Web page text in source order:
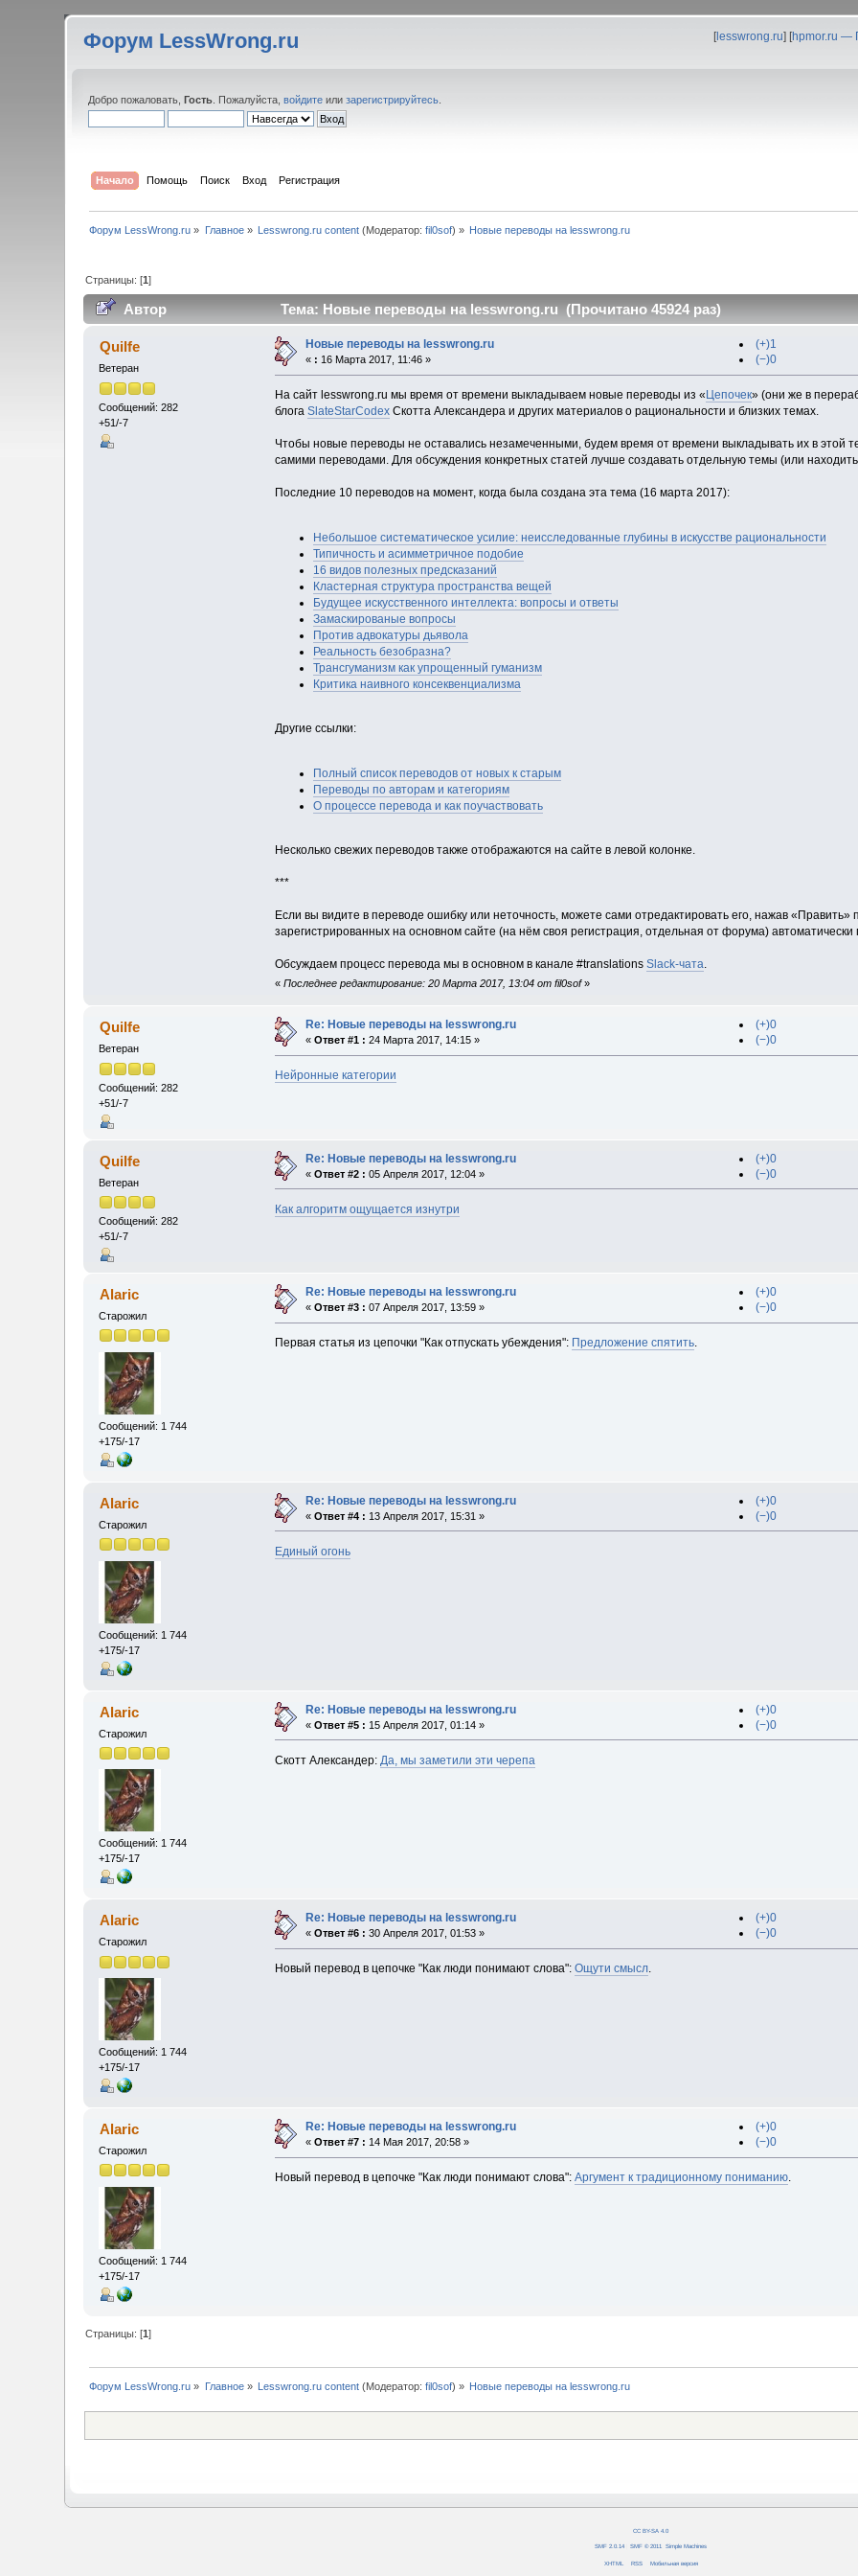
Форум LessWrong.ru [lesswrong.ru] [hpmor.ru —
Добро пожаловать,Гость . Пожалуйста,войдите илизарегистрируйтесь
Начало Помощь Поиск Вход Регистрация
Форум LessWrong.ru » Главное» Lesswrong.ru content (Модератор:fil0sof) » Новые переводы на lesswrong.ru
Страницы: [1]
Автор Тема: Новые переводы на lesswrong.ru (Прочитано 45924 раз)
Quilfe
Ветеран
Сообщений: 282
+51/-7
Новые переводы на lesswrong.ru
« : 16 Марта 2017, 11:46 »
(+)1
(−)0
На сайт lesswrong.ru мы время от времени выкладываем новые переводы из « Цепочек» (они же в
блога SlateStarCodexСкотта Александера и других материалов о рациональности и близких темах.
Чтобы новые переводы не оставались незамеченными, будем время от времени выкладывать их в этой
самими переводами. Для обсуждения конкретных статей лучше создавать отдельную темы (или
Последние 10 переводов на момент, когда была создана эта тема (16 марта 2017):
Небольшое систематическое усилие: неисследованные глубины в искусстве рациональности
Типичность и асимметричное подобие
16 видов полезных предсказаний
Кластерная структура пространства вещей
Будущее искусственного интеллекта: вопросы и ответы
Замаскированые вопросы
Против адвокатуры дьявола
Реальность безобразна?
Трансгуманизм как упрощенный гуманизм
Критика наивного консеквенциализма
Другие ссылки:
Полный список переводов от новых к старым
Переводы по авторам и категориям
О процессе перевода и как поучаствовать
Несколько свежих переводов также отображаются на сайте в левой колонке.
***
Если вы видите в переводе ошибку или неточность, можете сами отредактировать его, нажав «Править»
зарегистрированных на основном сайте (на нём своя регистрация, отдельная от форума)
Обсуждаем процесс перевода мы в основном в канале #translations Slack-чата.
« Последнее редактирование: 20 Марта 2017, 13:04 от fil0sof»
Quilfe
Ветеран
Сообщений: 282
+51/-7
Re: Новые переводы на lesswrong.ru
«Ответ #1 : 24 Марта 2017, 14:15 »
(+)0
(−)0
Нейронные категории
Quilfe
Ветеран
Сообщений: 282
+51/-7
Re: Новые переводы на lesswrong.ru
«Ответ #2 : 05 Апреля 2017, 12:04 »
(+)0
(−)0
Как алгоритм ощущается изнутри
Alaric
Старожил
Сообщений: 1 744
+175/-17
Re: Новые переводы на lesswrong.ru
«Ответ #3 : 07 Апреля 2017, 13:59 »
(+)0
(−)0
Первая статья из цепочки "Как отпускать убеждения": Предложение спятить.
Alaric
Старожил
Сообщений: 1 744
+175/-17
Re: Новые переводы на lesswrong.ru
«Ответ #4 : 13 Апреля 2017, 15:31 »
(+)0
(−)0
Единый огонь
Alaric
Старожил
Сообщений: 1 744
+175/-17
Re: Новые переводы на lesswrong.ru
«Ответ #5 : 15 Апреля 2017, 01:14 »
(+)0
(−)0
Скотт Александер: Да, мы заметили эти черепа
Alaric
Старожил
Сообщений: 1 744
+175/-17
Re: Новые переводы на lesswrong.ru
«Ответ #6 : 30 Апреля 2017, 01:53 »
(+)0
(−)0
Новый перевод в цепочке "Как люди понимают слова": Ощути смысл.
Alaric
Старожил
Сообщений: 1 744
+175/-17
Re: Новые переводы на lesswrong.ru
«Ответ #7 : 14 Мая 2017, 20:58 »
(+)0
(−)0
Новый перевод в цепочке "Как люди понимают слова": Аргумент к традиционному пониманию.
Страницы: [1]
Форум LessWrong.ru » Главное» Lesswrong.ru content (Модератор:fil0sof) » Новые переводы на lesswrong.ru
CC BY-SA 4.0
SMF 2.0.14 SMF © 2011 Simple Machines
XHTML RSS Мобильная версия